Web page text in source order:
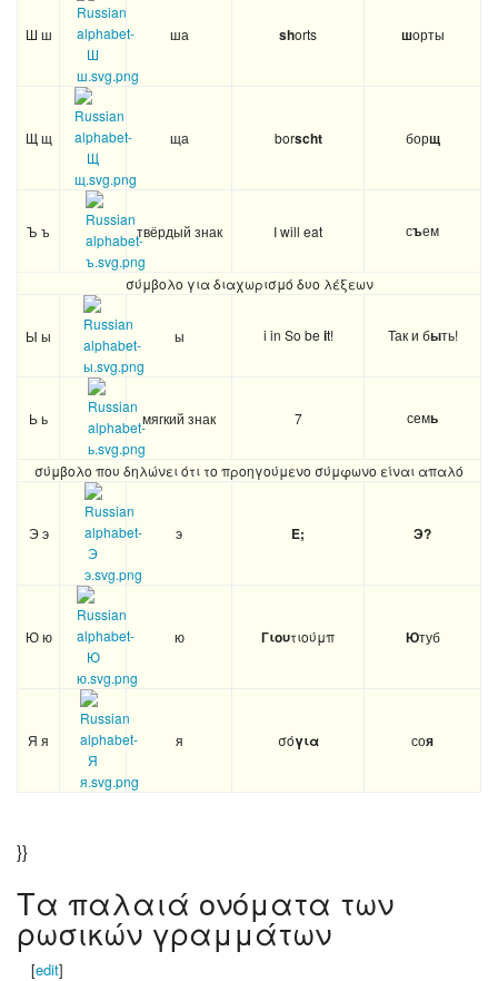
Ш ш ша shorts шорты
Щ щ ща borscht борщ
Ъ ъ твёрдый знак I will eat съем
σύμβολο για διαχωρισμό δυο λέξεων
Ы ы ы i in So be it! Так и быть!
Ь ь мягкий знак 7 семь
σύμβολο που δηλώνει ότι το προηγούμενο σύμφωνο είναι απαλό
Э э э E; Э?
Ю ю ю Гιουτιούμπ Ютуб
Я я я σόγια соя
}}
Τα παλαιά ονόματα των
ρωσικών γραμμάτων
[edit]